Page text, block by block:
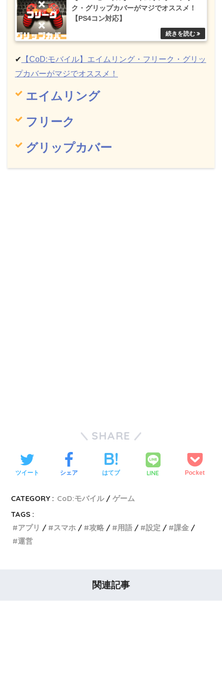
ク・グリップカバーがマジでオススメ！
【PS4コン対応】
✔︎ 【CoD:モバイル】エイムリング・フリーク・グリッ
プカバーがマジでオススメ！
エイムリング
フリーク
グリップカバー
SHARE
ツイート シェア はてブ LINE Pocket
CATEGORY : CoD:モバイル
ゲーム
TAGS :
アプリ
スマホ 攻略 用語 設定
課金
運営
関連記事